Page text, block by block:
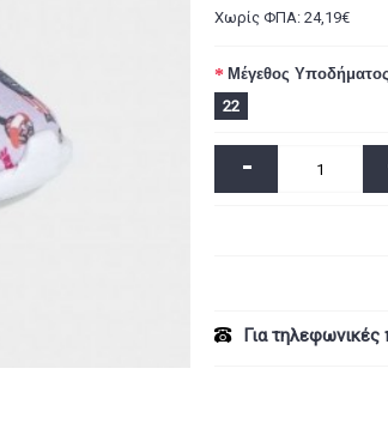
Χωρίς ΦΠΑ: 24,19€
Μέγεθος Υποδήματος
22
-
Για